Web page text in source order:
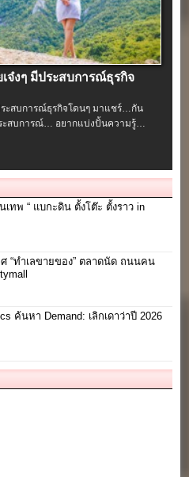
เจ๋งๆ มีประสบการณ์ธุรกิจ
ระสบการณ์ธุรกิจโดนๆ มาแชร์…กัน
ะสบการณ์… อยากแบ่งปั้นความรู้…
ทพ “ แบกะดิน ตั้งโต๊ะ ตั้งราว in
“ทำเลขายของ” ตลาดนัด ถนนคน
ค้นหา Demand: เลิกเดาว่าปี 2026